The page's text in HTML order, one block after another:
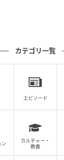
越さない夫……
は「脅しのつ
引き受けてい
カテゴリ一覧
エピソード
ン
カルチャー・
教養